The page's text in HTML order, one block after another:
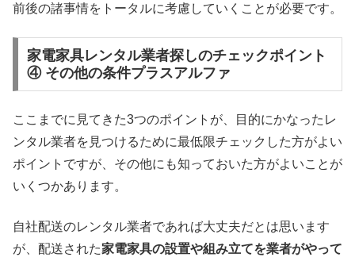
前後の諸事情をトータルに考慮していくことが必要です。
家電家具レンタル業者探しのチェックポイント
④ その他の条件プラスアルファ
ここまでに見てきた3つのポイントが、目的にかなったレ
ンタル業者を見つけるために最低限チェックした方がよい
ポイントですが、その他にも知っておいた方がよいことが
いくつかあります。
自社配送のレンタル業者であれば大丈夫だとは思います
が、配送された家電家具の設置や組み立てを業者がやって